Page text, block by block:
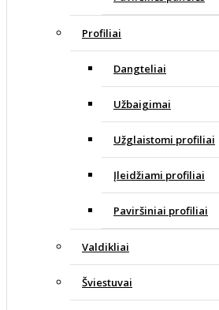
Profiliai
Dangteliai
Užbaigimai
Užglaistomi profiliai
Įleidžiami profiliai
Paviršiniai profiliai
Valdikliai
Šviestuvai